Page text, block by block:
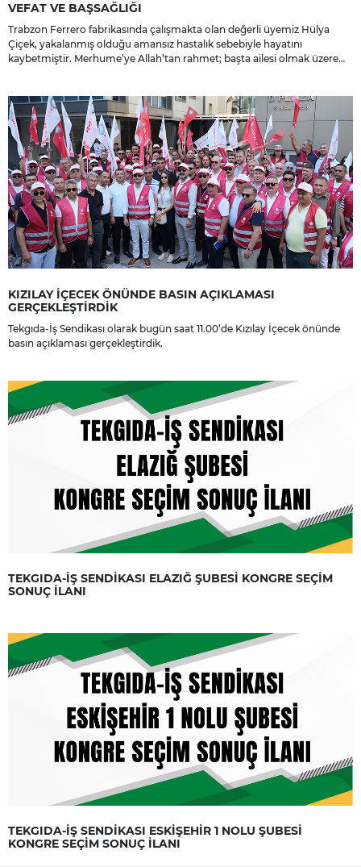
VEFAT VE BAŞSAĞLIĞI
Trabzon Ferrero fabrikasında çalışmakta olan değerli üyemiz Hülya
Çiçek, yakalanmış olduğu amansız hastalık sebebiyle hayatını
kaybetmiştir. Merhume’ye Allah’tan rahmet; başta ailesi olmak üzere
KIZILAY İÇECEK ÖNÜNDE BASIN AÇIKLAMASI
GERÇEKLEŞTİRDİK
Tekgıda-İş Sendikası olarak bugün saat 11.00’de Kızılay İçecek önünde
basın açıklaması gerçekleştirdik.
TEKGIDA-İŞ SENDİKASI ELAZIĞ ŞUBESİ KONGRE SEÇİM
SONUÇ İLANI
TEKGIDA-İŞ SENDİKASI ESKİŞEHİR 1 NOLU ŞUBESİ
KONGRE SEÇİM SONUÇ İLANI